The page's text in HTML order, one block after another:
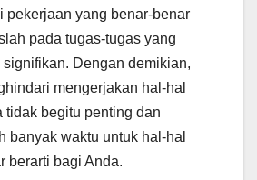
pekerjaan yang benar-benar
pada tugas-tugas yang
Dengan demikian,
mengerjakan hal-hal
tidak begitu penting dan
banyak waktu untuk hal-hal
berarti bagi Anda.